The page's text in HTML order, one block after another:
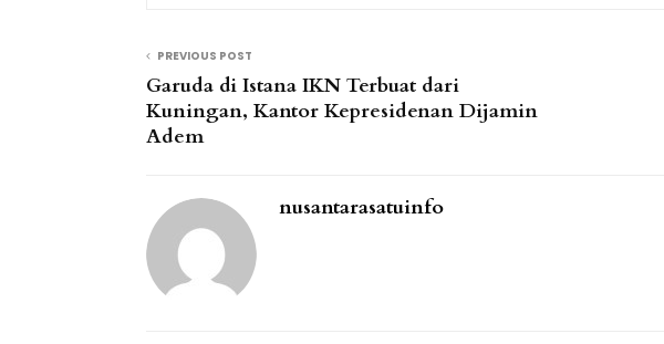
PREVIOUS POST
Garuda di Istana IKN Terbuat dari
Kuningan, Kantor Kepresidenan Dijamin
Adem
nusantarasatuinfo